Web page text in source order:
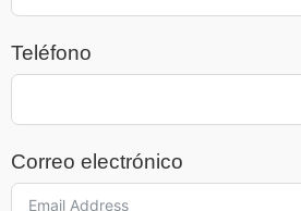
Teléfono
Correo electrónico